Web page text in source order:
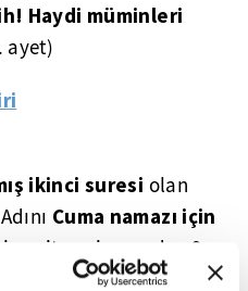
Haydi müminleri
ayet)
ikinci suresi olan
Cuma namazı için
gitmeyi emreden 9.